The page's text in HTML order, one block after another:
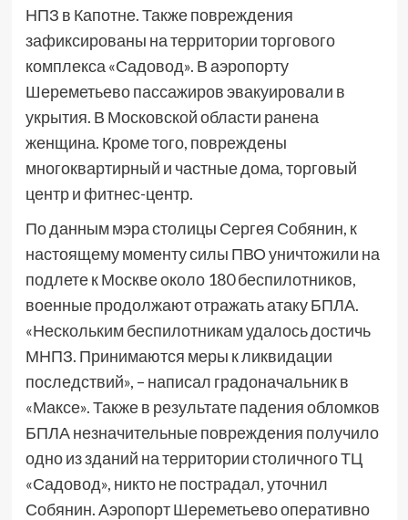
НПЗ в Капотне. Также повреждения
зафиксированы на территории торгового
комплекса «Садовод». В аэропорту
Шереметьево пассажиров эвакуировали в
укрытия. В Московской области ранена
женщина. Кроме того, повреждены
многоквартирный и частные дома, торговый
центр и фитнес-центр.
По данным мэра столицы Сергея Собянин, к
настоящему моменту силы ПВО уничтожили на
подлете к Москве около 180 беспилотников,
военные продолжают отражать атаку БПЛА.
«Нескольким беспилотникам удалось достичь
МНПЗ. Принимаются меры к ликвидации
последствий», – написал градоначальник в
«Максе». Также в результате падения обломков
БПЛА незначительные повреждения получило
одно из зданий на территории столичного ТЦ
«Садовод», никто не пострадал, уточнил
Собянин. Аэропорт Шереметьево оперативно